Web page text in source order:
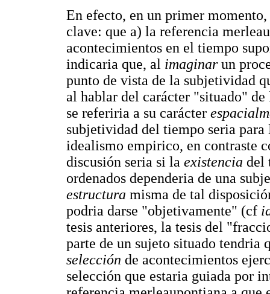
En efecto, en un primer
clave: que a) la referencia
acontecimientos en el tiempo
indicaria que, al imaginarun
punto de vista de la subjetividad
al hablar del carácter "situado"
se referiria a su carácter
subjetividad del tiempo seria
idealismo empirico, en contraste
discusión seria si la existencia del
ordenados dependeria de una
estructura misma de tal
podria darse "objetivamente" (cf
tesis anteriores, la tesis del
parte de un sujeto situado tendria
selección de acontecimientos
selección que estaria guiada por